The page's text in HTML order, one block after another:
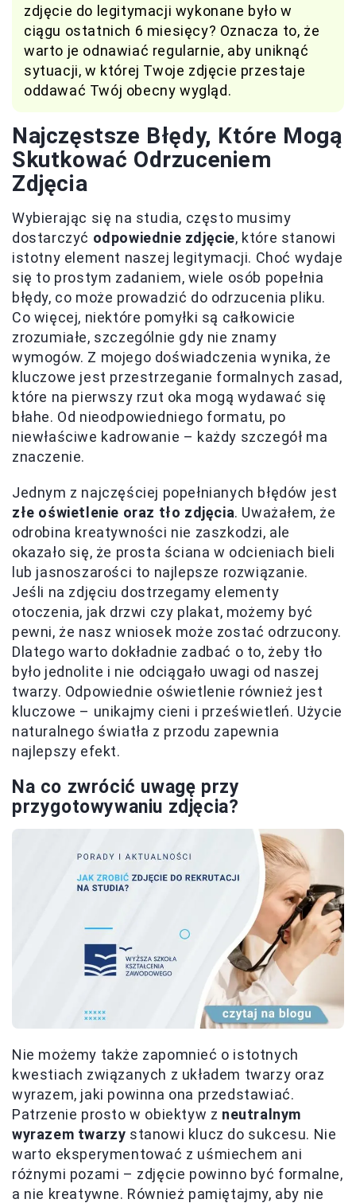
zdjęcie do legitymacji wykonane było w
ciągu ostatnich 6 miesięcy? Oznacza to, że
warto je odnawiać regularnie, aby uniknąć
sytuacji, w której Twoje zdjęcie przestaje
oddawać Twój obecny wygląd.
Najczęstsze Błędy, Które Mogą
Skutkować Odrzuceniem
Zdjęcia
Wybierając się na studia, często musimy
dostarczyć odpowiednie zdjęcie, które stanowi
istotny element naszej legitymacji. Choć wydaje
się to prostym zadaniem, wiele osób popełnia
błędy, co może prowadzić do odrzucenia pliku.
Co więcej, niektóre pomyłki są całkowicie
zrozumiałe, szczególnie gdy nie znamy
wymogów. Z mojego doświadczenia wynika, że
kluczowe jest przestrzeganie formalnych zasad,
które na pierwszy rzut oka mogą wydawać się
błahe. Od nieodpowiedniego formatu, po
niewłaściwe kadrowanie – każdy szczegół ma
znaczenie.
Jednym z najczęściej popełnianych błędów jest
złe oświetlenie oraz tło zdjęcia. Uważałem, że
odrobina kreatywności nie zaszkodzi, ale
okazało się, że prosta ściana w odcieniach bieli
lub jasnoszarości to najlepsze rozwiązanie.
Jeśli na zdjęciu dostrzegamy elementy
otoczenia, jak drzwi czy plakat, możemy być
pewni, że nasz wniosek może zostać odrzucony.
Dlatego warto dokładnie zadbać o to, żeby tło
było jednolite i nie odciągało uwagi od naszej
twarzy. Odpowiednie oświetlenie również jest
kluczowe – unikajmy cieni i prześwietleń. Użycie
naturalnego światła z przodu zapewnia
najlepszy efekt.
Na co zwrócić uwagę przy
przygotowywaniu zdjęcia?
Nie możemy także zapomnieć o istotnych
kwestiach związanych z układem twarzy oraz
wyrazem, jaki powinna ona przedstawiać.
Patrzenie prosto w obiektyw z neutralnym
wyrazem twarzy stanowi klucz do sukcesu. Nie
warto eksperymentować z uśmiechem ani
różnymi pozami – zdjęcie powinno być formalne,
a nie kreatywne. Również pamiętajmy, aby nie